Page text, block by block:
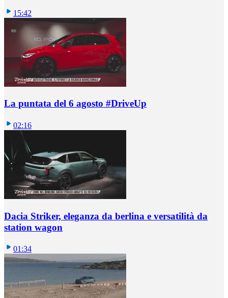
15:42
La puntata del 6 agosto #DriveUp
02:16
Dacia Striker, eleganza da berlina e versatilità da
station wagon
01:34